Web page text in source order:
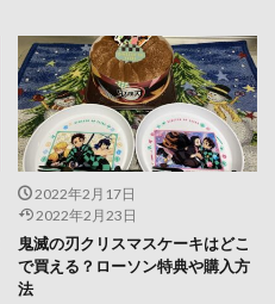
2022年2月17日
2022年2月23日
鬼滅の刃クリスマスケーキはどこ
で買える？ローソン特典や購入方
法